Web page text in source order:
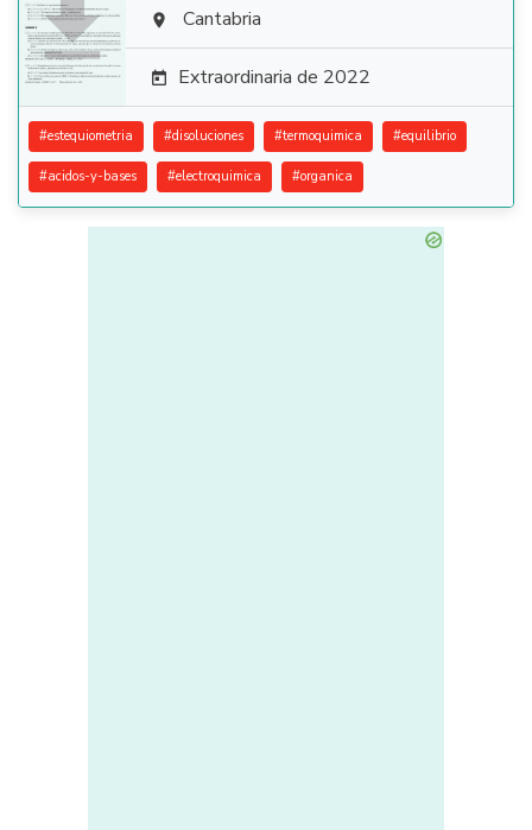
  Cantabria
 Extraordinaria de 2022
#estequiometria #disoluciones #termoquimica #equilibrio
#acidos-y-bases #electroquimica #organica